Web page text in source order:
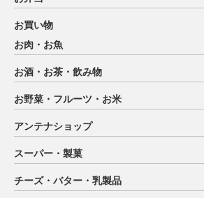
お買い物
お肉・お魚
お酒・お茶・飲み物
お野菜・フルーツ・お米
アンテナショップ
スーパー・製菓
チーズ・バター・乳製品